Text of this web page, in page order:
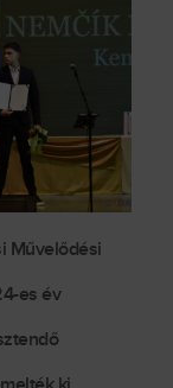
Művelődési
es év